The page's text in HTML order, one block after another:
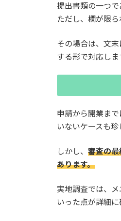
提出書類の一つ
ただし、欄が限
その場合は、文
する形で対応しま
申請から開業ま
いないケースも珍
しかし、 審査の
あります。
実地調査では、
いった点が詳細